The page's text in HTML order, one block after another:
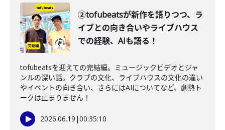
②tofubeatsが新作を語りつつ、ラ
イブとの向き合いやライブハウス
での経験、AIも語る！
tofubeatsを迎えての完結編。ミュージックビデオとジャ
ンルの深い話。クラブの文化、ライブハウスの文化の違い
やイベントの向き合い、さらにはAIについてなど、劇熱ト
ークは止まりません！
2026.06.19 |00:35:10